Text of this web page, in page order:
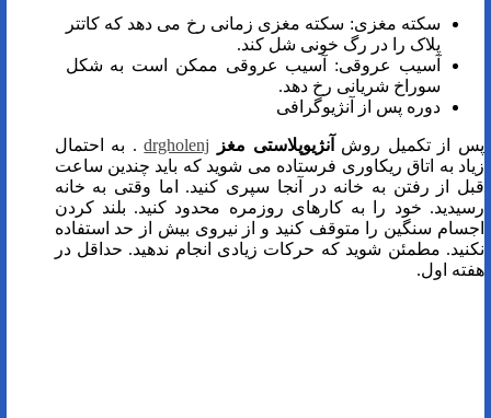
سکته مغزی: سکته مغزی زمانی رخ می دهد که کاتتر
پلاک را در رگ خونی شل کند.
آسیب عروقی: آسیب عروقی ممکن است به شکل
سوراخ شریانی رخ دهد.
دوره پس از آنژیوگرافی
پس از تکمیل روش آنژیوپلاستی مغز drgholenj. به احتمال
زیاد به اتاق ریکاوری فرستاده می شوید که باید چندین ساعت
قبل از رفتن به خانه در آنجا سپری کنید. اما وقتی به خانه
رسیدید. خود را به کارهای روزمره محدود کنید. بلند کردن
اجسام سنگین را متوقف کنید و از نیروی بیش از حد استفاده
نکنید. مطمئن شوید که حرکات زیادی انجام ندهید. حداقل در
هفته اول.